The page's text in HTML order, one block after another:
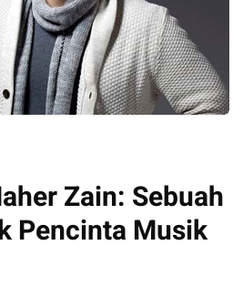
Zain: Sebuah
Pencinta Musik